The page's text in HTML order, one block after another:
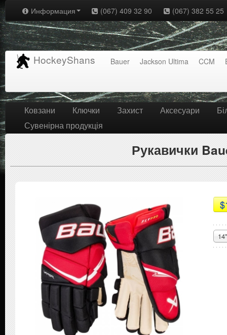
Информация (067) 409 32 90 (067) 382 55 25
HockeyShans Bauer Jackson Ultima CCM
Ковзани Ключки Захист Аксесуари
Сувенірна продукція
Рукавички